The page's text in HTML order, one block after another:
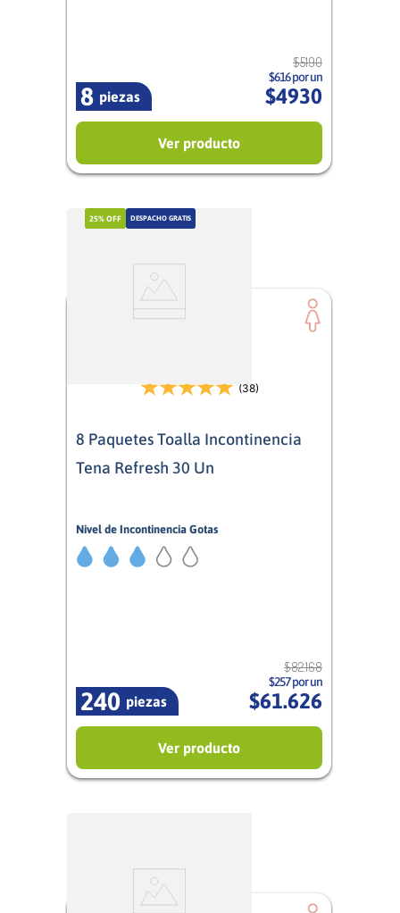
piezas
8
$5190
$616 por un
$4930
Ver producto
25% OFF DESPACHO GRATIS
(38)
8 Paquetes Toalla Incontinencia
Tena Refresh 30 Un
Nivel de Incontinencia Gotas
3/5
piezas
240
$82.168
$257 por un
$61.626
Ver producto